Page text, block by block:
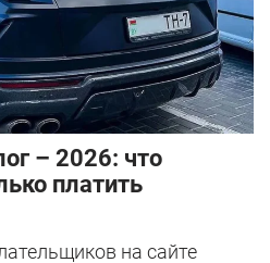
– 2026: что
платить
на сайте